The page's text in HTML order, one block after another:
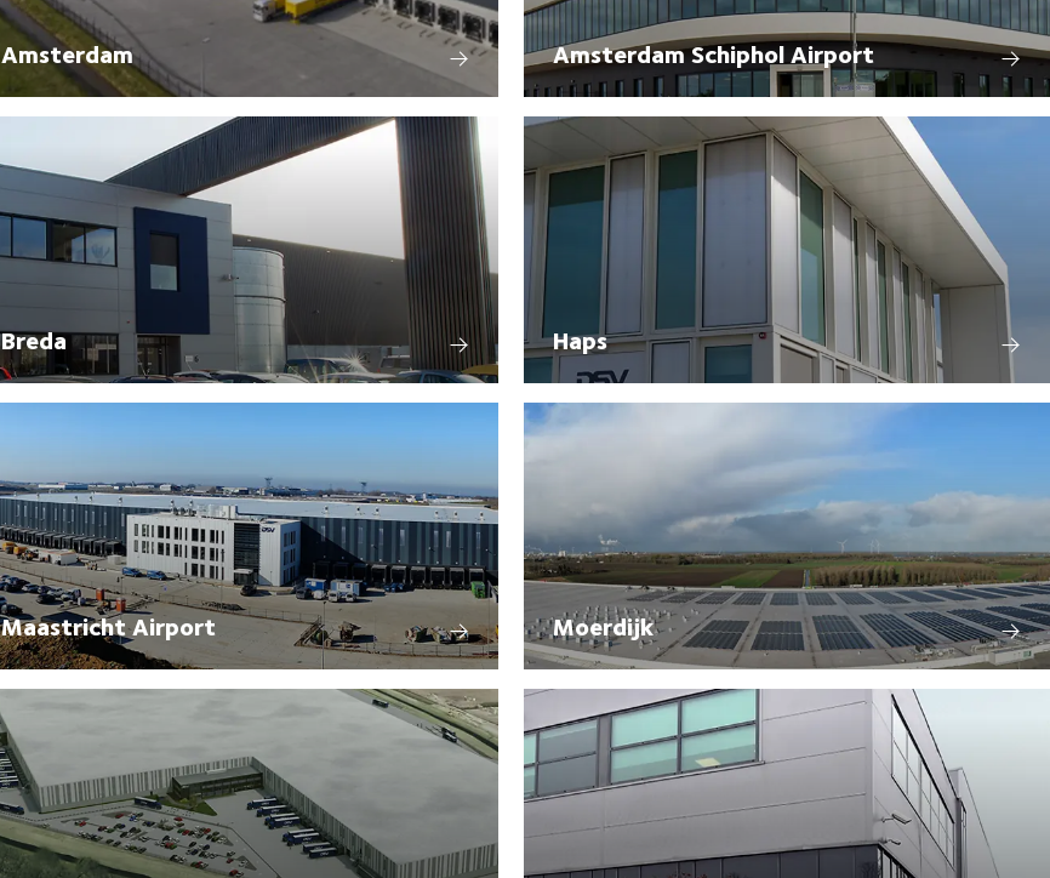
Amsterdam Amsterdam Schiphol Airport
Breda Haps
Maastricht Airport Moerdijk